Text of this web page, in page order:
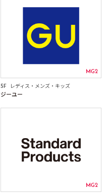
MG2
5F レディス・メンズ・キッズ
ジーユー
MG2